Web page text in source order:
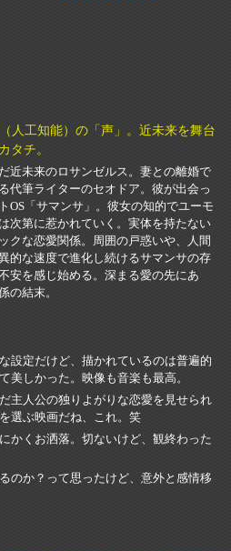
人工知能）の「声」。近未来を舞台
タチ。
近未来のロサンゼルス。妻との離婚で
代筆ライターのセオドア。彼が出会っ
OS「サマンサ」。彼女の知的でユーモ
次第に惹かれていく。実体を持たない
クな恋愛関係。周囲の戸惑いや、人間
的な速度で進化し続けるサマンサの存
安を感じ始める。深まる愛の先にあ
の結末。
設定だけど、描かれているのは普遍的
美しかった。映像も音楽も最高。
主人公の独りよがりな恋愛を見せられ
選ぶ映画だね、これ。笑
かくお洒落。切ないけど、観終わった
のか？って思ったけど、意外と感情移